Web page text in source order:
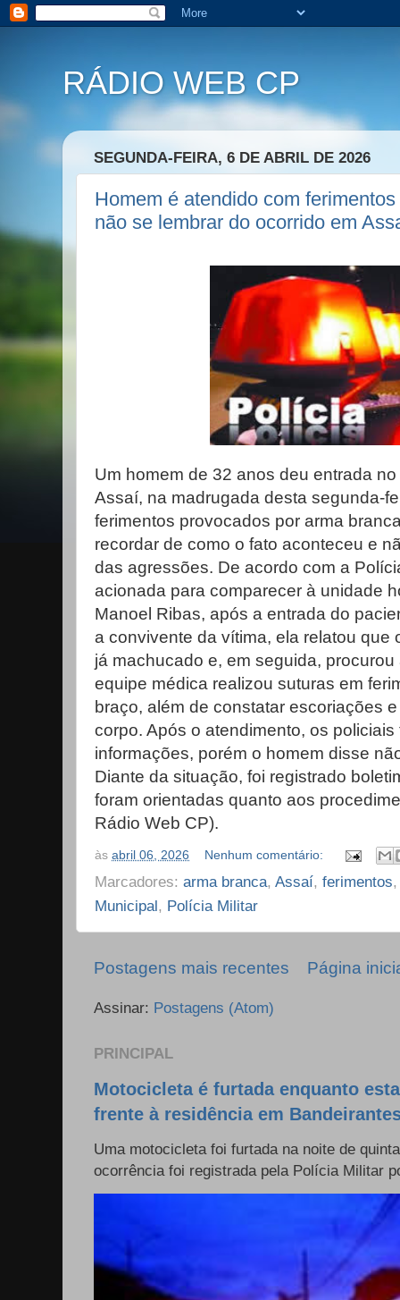
RÁDIO WEB CP
SEGUNDA-FEIRA, 6 DE ABRIL DE 2026
Homem é atendido com
não se lembrar do ocorrido em
Um homem de 32 anos deu entrada
Assaí, na madrugada desta segunda-
ferimentos provocados por arma
recordar de como o fato aconteceu e
das agressões. De acordo com a
acionada para comparecer à unidade
Manoel Ribas, após a entrada do
a convivente da vítima, ela relatou que
já machucado e, em seguida,
equipe médica realizou suturas em
braço, além de constatar escoriações
corpo. Após o atendimento, os
informações, porém o homem disse
Diante da situação, foi registrado
foram orientadas quanto aos
Rádio Web CP).
às abril 06, 2026 Nenhum comentário:
Marcadores: arma branca, Assaí, ferimentos
Municipal, Polícia Militar
Postagens mais recentes Página
Assinar: Postagens (Atom)
PRINCIPAL
Motocicleta é furtada enquanto
frente à residência em
Uma motocicleta foi furtada na noite de
ocorrência foi registrada pela Polícia Militar